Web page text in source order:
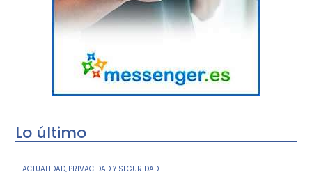
Lo último
ACTUALIDAD, PRIVACIDAD Y SEGURIDAD